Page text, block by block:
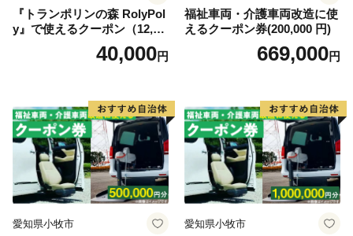
『トランポリンの森 RolyPol
y』で使えるクーポン（12,00
40,000円
福祉車両・介護車両改造に使
えるクーポン券(200,000 円)
669,000円
愛知県小牧市 愛知県小牧市